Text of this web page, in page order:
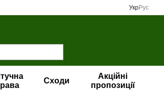
УкрРус
Сходи
Акційні
пропозиції